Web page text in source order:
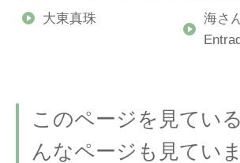
大東真珠
海さ
このページを見てい
んなページも見てい